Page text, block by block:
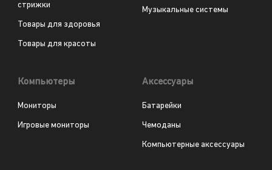
стрижки
Товары для здоровья
Товары для красоты
Музыкальные системы
Компьютеры
Мониторы
Игровые мониторы
Аксессуары
Батарейки
Чемоданы
Компьютерные аксессуары